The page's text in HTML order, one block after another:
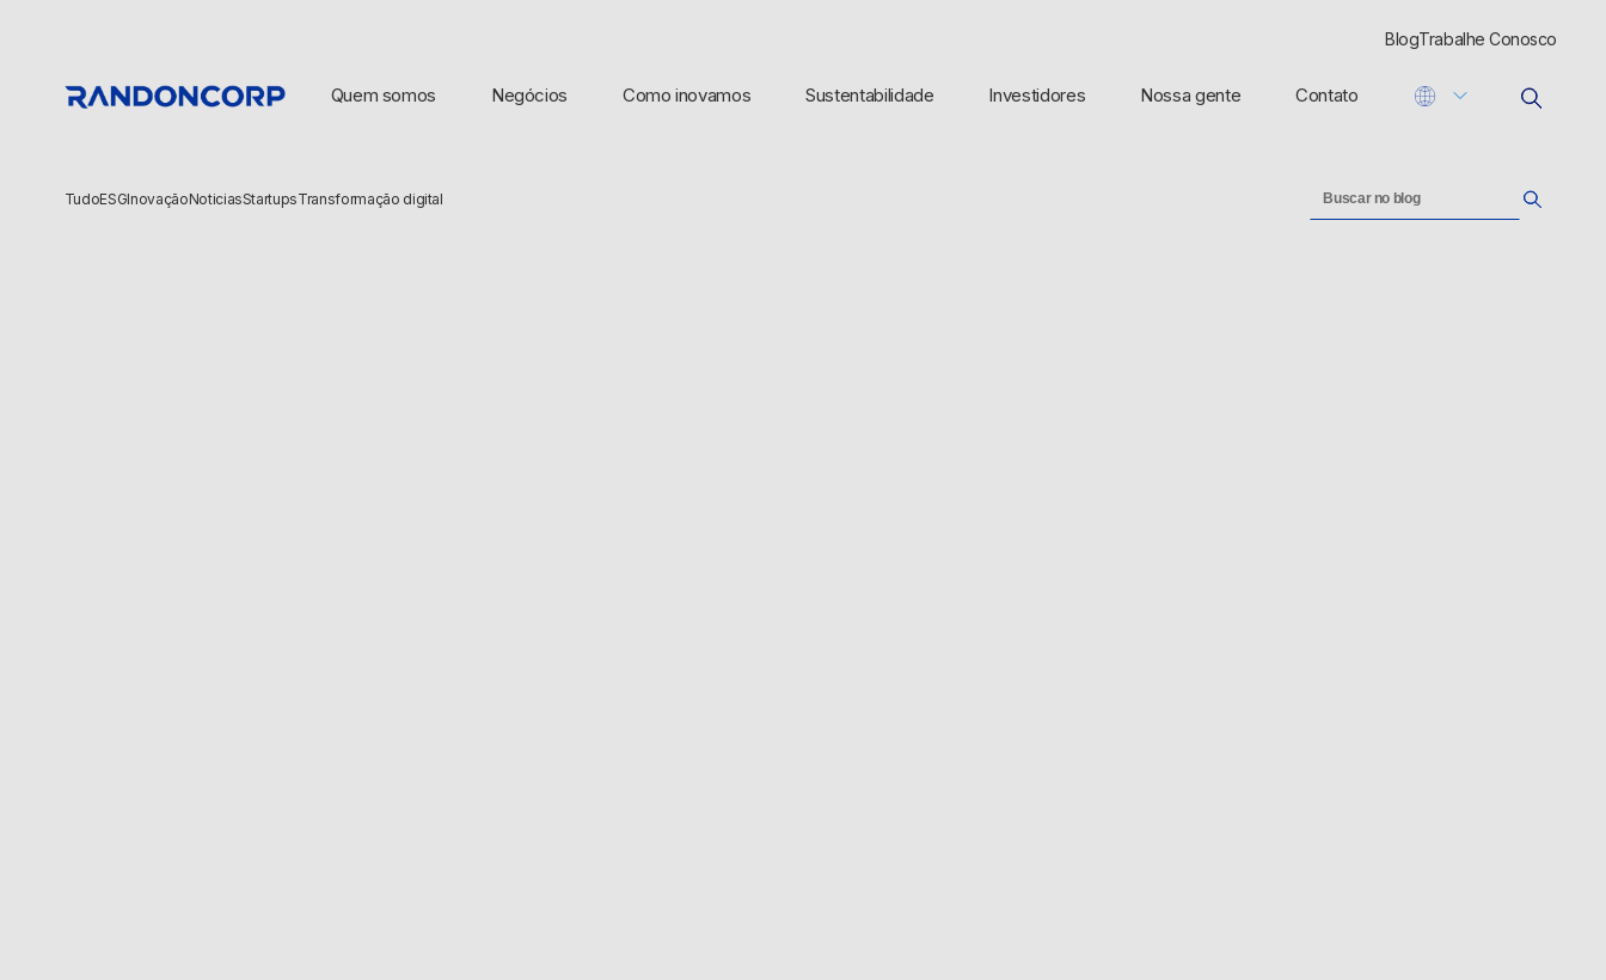
BlogTrabalhe Conosco
Quem somos Negócios Como inovamos Sustentabilidade Investidores Nossa gente Contato
TudoESGInovaçãoNoticiasStartupsTransformação digital